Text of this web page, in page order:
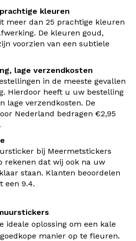
kleuren
meer dan 25 prachtige kleuren
De kleuren goud,
voorzien van een subtiele
lage verzendkosten
in de meeste gevallen
Hierdoor heeft u uw bestelling
lage verzendkosten. De
Nederland bedragen €2,95
bij Meermetstickers
rekenen dat wij ook na uw
staan. Klanten beoordelen
een 9.4.
ideale oplossing om een kale
manier op te fleuren.